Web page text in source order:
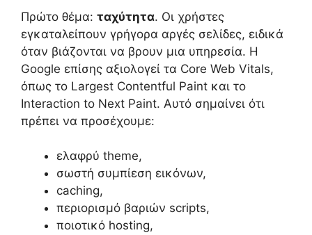
Πρώτο θέμα: ταχύτητα. Οι χρήστες
εγκαταλείπουν γρήγορα αργές σελίδες, ειδικά
όταν βιάζονται να βρουν μια υπηρεσία. Η
Google επίσης αξιολογεί τα Core Web Vitals,
όπως το Largest Contentful Paint και το
Interaction to Next Paint. Αυτό σημαίνει ότι
πρέπει να προσέχουμε:
ελαφρύ theme,
σωστή συμπίεση εικόνων,
caching,
περιορισμό βαριών scripts,
ποιοτικό hosting,